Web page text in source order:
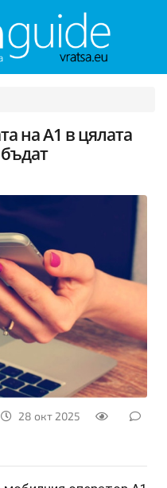
на А1 в цялата
28 окт 2025